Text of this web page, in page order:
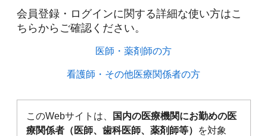
会員登録・ログインに関する詳細な使い方はこ
ちらからご確認ください。​
医師・薬剤師の方​
看護師・その他医療関係者の方​
このWebサイトは、
国内の医療機関にお勤めの医
療関係者（医師、歯科医師、薬剤師等）
を対象